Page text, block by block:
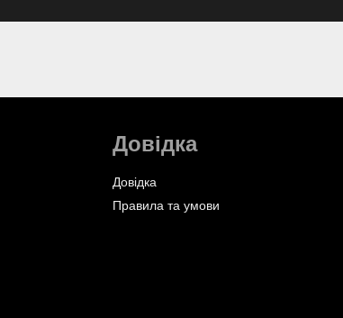
Довідка
Довідка
Правила та умови